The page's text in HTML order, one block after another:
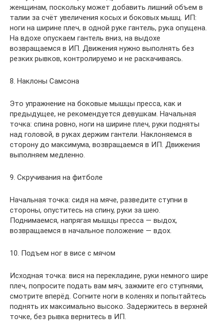
женщинам, поскольку может добавить лишний объем в
талии за счёт увеличения косых и боковых мышц. ИП:
ноги на ширине плеч, в одной руке гантель, рука опущена.
На вдохе опускаем гантель вниз, на выдохе
возвращаемся в ИП. Движения нужно выполнять без
резких рывков, контролируемо и не раскачиваясь.
8. Наклоны Самсона
Это упражнение на боковые мышцы пресса, как и
предыдущее, не рекомендуется девушкам. Начальная
точка: спина ровно, ноги на ширине плеч, руки подняты
над головой, в руках держим гантели. Наклоняемся в
сторону до максимума, возвращаемся в ИП. Движения
выполняем медленно.
9. Скручивания на фитболе
Начальная точка: сидя на мяче, разведите ступни в
стороны, опуститесь на спину, руки за шею.
Поднимаемся, напрягая мышцы пресса — выдох,
возвращаемся в начальное положение — вдох.
10. Подъем ног в висе с мячом
Исходная точка: вися на перекладине, руки немного шире
плеч, попросите подать вам мяч, зажмите его ступнями,
смотрите вперёд. Согните ноги в коленях и попытайтесь
поднять их максимально высоко. Задержитесь в верхней
точке, без рывка вернитесь в ИП.